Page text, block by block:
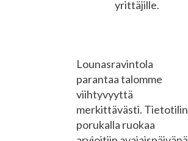
yrittäjille.
Lounasravintola
parantaa talomme
viihtyvyyttä
merkittävästi. Tietotilin
porukalla ruokaa